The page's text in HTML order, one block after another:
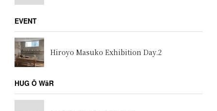
EVENT
Hiroyo Masuko Exhibition Day.2
HUG Ō WäR